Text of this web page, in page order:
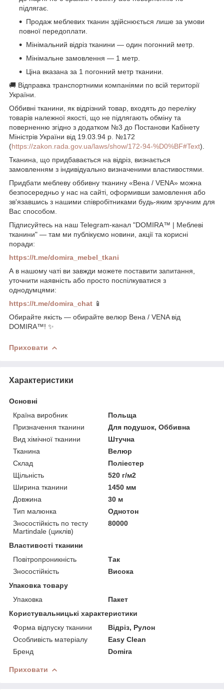
підлягає.
Продаж меблевих тканин здійснюється лише за умови
повної передоплати.
Мінімальний відріз тканини — один погонний метр.
Мінімальне замовлення — 1 метр.
Ціна вказана за 1 погонний метр тканини.
🚚 Відправка транспортними компаніями по всій території
України.
Оббивні тканини, як відрізний товар, входять до переліку
товарів належної якості, що не підлягають обміну та
поверненню згідно з додатком №3 до Постанови Кабінету
Міністрів України від 19.03.94 р. №172
(https://zakon.rada.gov.ua/laws/show/172-94-%D0%BF#Text).
Тканина, що придбавається на відріз, визнається
замовленням з індивідуально визначеними властивостями.
Придбати меблеву оббивну тканину «Вена / VENA» можна
безпосередньо у нас на сайті, оформивши замовлення або
зв'язавшись з нашими співробітниками будь-яким зручним для
Вас способом.
Підписуйтесь на наш Telegram-канал "DOMIRA™ | Меблеві
тканини" — там ми публікуємо новини, акції та корисні
поради:
https://t.me/domira_mebel_tkani
А в нашому чаті ви завжди можете поставити запитання,
уточнити наявність або просто поспілкуватися з
однодумцями:
https://t.me/domira_chat 📱
Обирайте якість — обирайте велюр Вена / VENA від
DOMIRA™! ✨
Приховати
Характеристики
Основні
Країна виробник
Польща
Призначення тканини
Для подушок, Оббивна
Вид хімічної тканини
Штучна
Тканина
Велюр
Склад
Поліестер
Щільність
520 г/м2
Ширина тканини
1450 мм
Довжина
30 м
Тип малюнка
Однотон
Зносостійкість по тесту
Martindale (циклів)
80000
Властивості тканини
Повітропроникність
Так
Зносостійкість
Висока
Упаковка товару
Упаковка
Пакет
Користувальницькі характеристики
Форма відпуску тканини
Відріз, Рулон
Особливість матеріалу
Easy Clean
Бренд
Domira
Приховати